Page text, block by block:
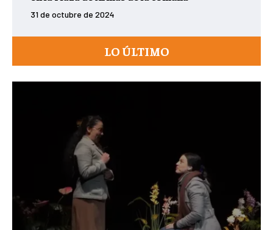
31 de octubre de 2024
LO ÚLTIMO